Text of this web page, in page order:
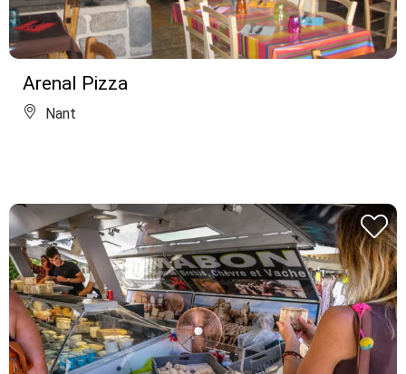
Arenal Pizza
Nant